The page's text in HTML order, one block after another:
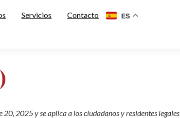
Servicios Contacto ES
2025 y se aplica a los ciudadanos y residentes